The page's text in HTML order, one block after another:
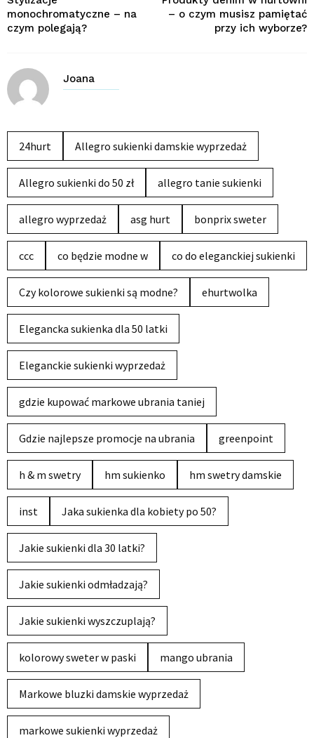
monochromatyczne – na
czym polegają?
– o czym musisz pamiętać
przy ich wyborze?
Joana
24hurt Allegro sukienki damskie wyprzedaż
Allegro sukienki do 50 zł allegro tanie sukienki
allegro wyprzedaż asg hurt bonprix sweter
ccc co będzie modne w co do eleganckiej sukienki
Czy kolorowe sukienki są modne? ehurtwolka
Elegancka sukienka dla 50 latki
Eleganckie sukienki wyprzedaż
gdzie kupować markowe ubrania taniej
Gdzie najlepsze promocje na ubrania greenpoint
h & m swetry hm sukienko hm swetry damskie
inst Jaka sukienka dla kobiety po 50?
Jakie sukienki dla 30 latki?
Jakie sukienki odmładzają?
Jakie sukienki wyszczuplają?
kolorowy sweter w paski mango ubrania
Markowe bluzki damskie wyprzedaż
markowe sukienki wyprzedaż